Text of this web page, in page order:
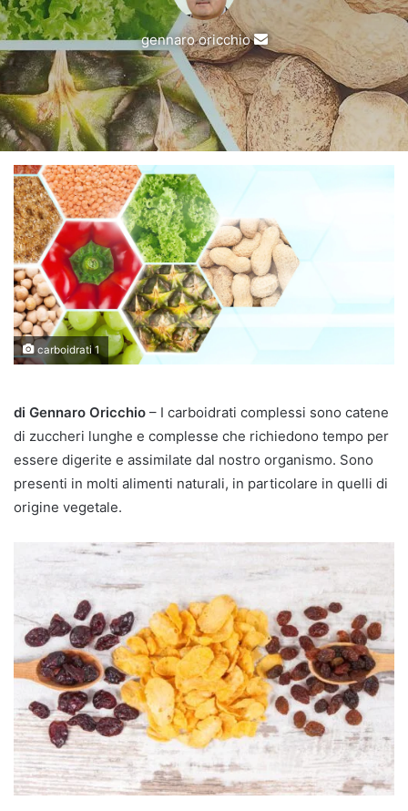
gennaro oricchio
Invia
un'email
carboidrati 1
di Gennaro Oricchio – I carboidrati complessi sono catene
di zuccheri lunghe e complesse che richiedono tempo per
essere digerite e assimilate dal nostro organismo. Sono
presenti in molti alimenti naturali, in particolare in quelli di
origine vegetale.